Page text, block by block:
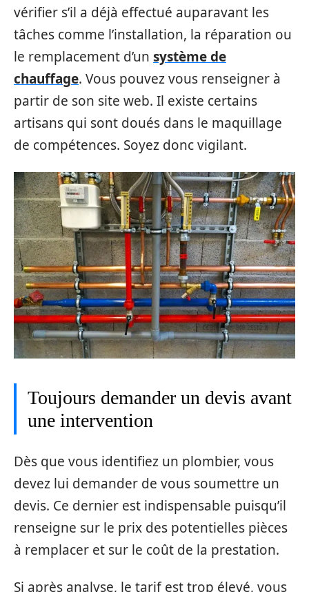
vérifier s’il a déjà effectué auparavant les
tâches comme l’installation, la réparation ou
le remplacement d’un système de
chauffage. Vous pouvez vous renseigner à
partir de son site web. Il existe certains
artisans qui sont doués dans le maquillage
de compétences. Soyez donc vigilant.
Toujours demander un devis avant
une intervention
Dès que vous identifiez un plombier, vous
devez lui demander de vous soumettre un
devis. Ce dernier est indispensable puisqu’il
renseigne sur le prix des potentielles pièces
à remplacer et sur le coût de la prestation.
Si après analyse, le tarif est trop élevé, vous